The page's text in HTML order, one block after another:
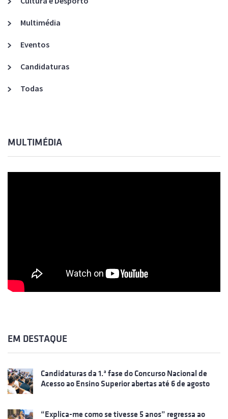
Multimédia
Eventos
Candidaturas
Todas
MULTIMÉDIA
EM DESTAQUE
Candidaturas da 1.ª fase do Concurso Nacional de
Acesso ao Ensino Superior abertas até 6 de agosto
“Explica-me como se tivesse 5 anos” regressa ao